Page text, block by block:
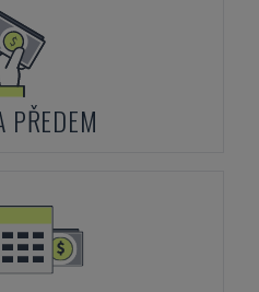
PŘEDEM